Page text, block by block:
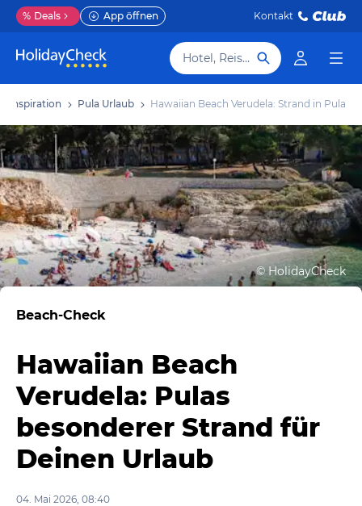
% Deals App öffnen Kontakt
Hotel, Reiseziel
Inspiration Pula Urlaub Hawaiian Beach Verudela: Strand in Pula
©HolidayCheck
Beach-Check
Hawaiian Beach
Verudela: Pulas
besonderer Strand für
Deinen Urlaub
04. Mai 2026, 08:40